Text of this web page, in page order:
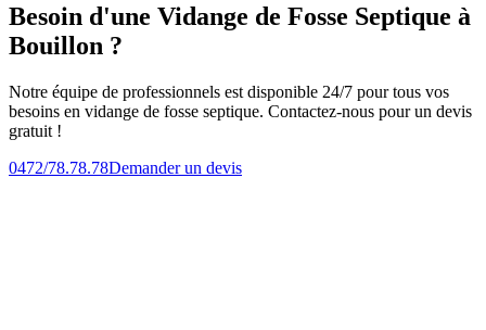
Besoin d'une Vidange de Fosse Septique à
Bouillon ?
Notre équipe de professionnels est disponible 24/7 pour tous vos
besoins en vidange de fosse septique. Contactez-nous pour un devis
gratuit !
0472/78.78.78Demander un devis